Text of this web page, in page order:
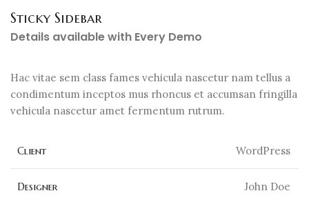
Sticky Sidebar
Details available with Every Demo
Hac vitae sem class fames vehicula nascetur nam tellus a
condimentum inceptos mus rhoncus et accumsan fringilla
vehicula nascetur amet fermentum rutrum.
Client WordPress
Designer John Doe